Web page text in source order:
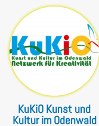
KuKiO Kunst und
Kultur im Odenwald